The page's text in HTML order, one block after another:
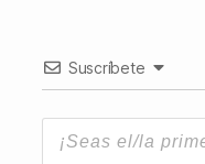
Suscríbete